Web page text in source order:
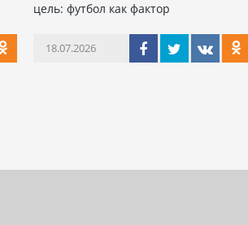
цель: футбол как фактор
18.07.2026